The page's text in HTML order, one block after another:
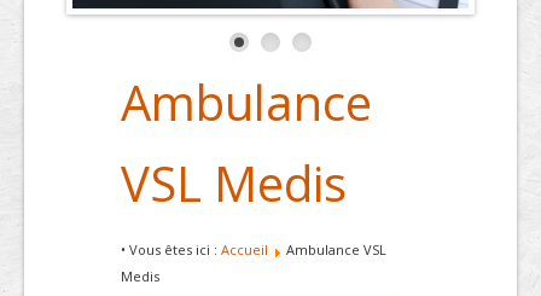
Ambulance
VSL Medis
• Vous êtes ici : Accueil
Ambulance VSL
Medis